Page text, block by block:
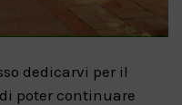
dedicarvi per il
poter continuare